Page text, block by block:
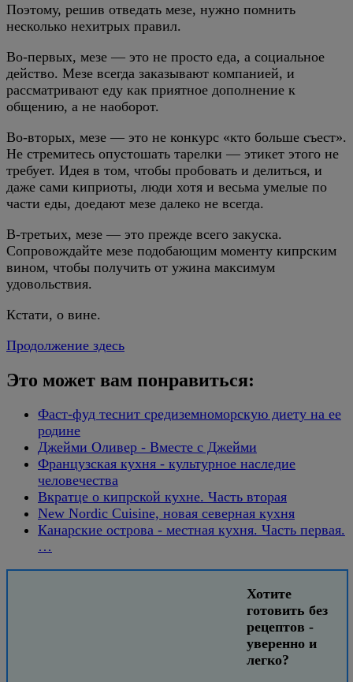
Поэтому, решив отведать мезе, нужно помнить
несколько нехитрых правил.
Во-первых, мезе — это не просто еда, а социальное
действо. Мезе всегда заказывают компанией, и
рассматривают еду как приятное дополнение к
общению, а не наоборот.
Во-вторых, мезе — это не конкурс «кто больше съест».
Не стремитесь опустошать тарелки — этикет этого не
требует. Идея в том, чтобы пробовать и делиться, и
даже сами киприоты, люди хотя и весьма умелые по
части еды, доедают мезе далеко не всегда.
В-третьих, мезе — это прежде всего закуска.
Сопровождайте мезе подобающим моменту кипрским
вином, чтобы получить от ужина максимум
удовольствия.
Кстати, о вине.
Продолжение здесь
Это может вам понравиться:
Фаст-фуд теснит средиземноморскую диету на ее
родине
Джейми Оливер - Вместе с Джейми
Французская кухня - культурное наследие
человечества
Вкратце о кипрской кухне. Часть вторая
New Nordic Cuisine, новая северная кухня
Канарские острова - местная кухня. Часть первая.
…
Хотите
готовить без
рецептов -
уверенно и
легко?